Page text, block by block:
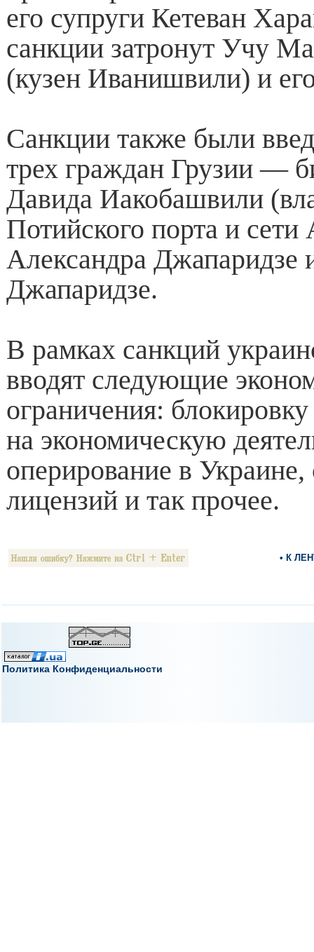
его супруги Кетеван
санкции затронут Учу
(кузен Иванишвили) и
Санкции также были
трех граждан Грузии —
Давида Иакобашвили
Потийского порта и
Александра Джапаридзе
Джапаридзе.
В рамках санкций
вводят следующие
ограничения: блокировку
на экономическую
оперирование в Украине,
лицензий и так прочее.
• К
Политика Конфиденциальности